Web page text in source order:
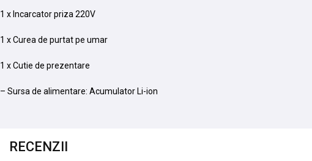
1 x Incarcator priza 220V
1 x Curea de purtat pe umar
1 x Cutie de prezentare
– Sursa de alimentare: Acumulator Li-ion
RECENZII